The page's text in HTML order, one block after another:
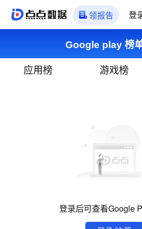
领报告 登
Google play 榜
应用榜 游戏榜
登录后可查看Google